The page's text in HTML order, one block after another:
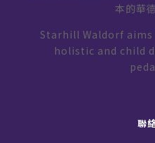
本的華
Starhill Waldorf
holistic and child
聯